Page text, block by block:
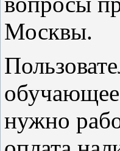
Москвы.
обучающее
нужно